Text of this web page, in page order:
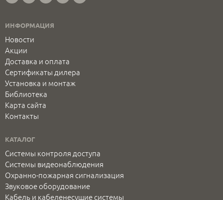
ИНФОРМАЦИЯ
Новости
Акции
Доставка и оплата
Сертификаты дилера
Установка и монтаж
Библиотека
Карта сайта
Контакты
КАТАЛОГ
Системы контроля доступа
Системы видеонаблюдения
Охранно-пожарная сигнализация
Звуковое оборудование
Кабель и кабеленесущие системы